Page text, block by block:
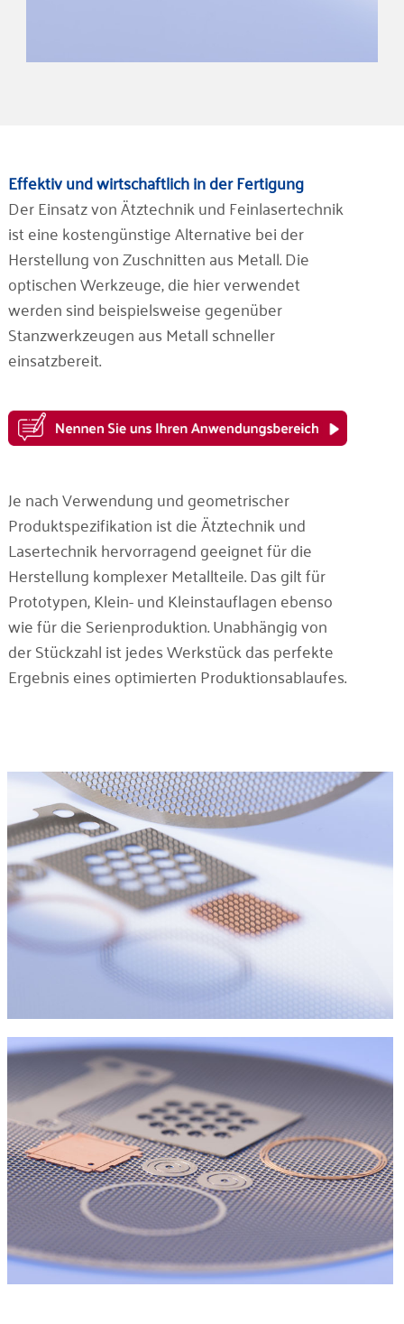
Effektiv und wirtschaftlich in der Fertigung
Der Einsatz von Ätztechnik und Feinlasertechnik
ist eine kostengünstige Alternative bei der
Herstellung von Zuschnitten aus Metall. Die
optischen Werkzeuge, die hier verwendet
werden sind beispielsweise gegenüber
Stanzwerkzeugen aus Metall schneller
einsatzbereit.
Je nach Verwendung und geometrischer
Produktspezifikation ist die Ätztechnik und
Lasertechnik hervorragend geeignet für die
Herstellung komplexer Metallteile. Das gilt für
Prototypen, Klein- und Kleinstauflagen ebenso
wie für die Serienproduktion. Unabhängig von
der Stückzahl ist jedes Werkstück das perfekte
Ergebnis eines optimierten Produktionsablaufes.